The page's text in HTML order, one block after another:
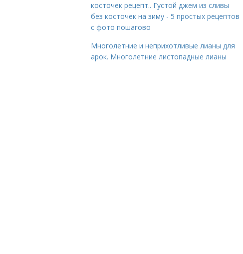
косточек рецепт.. Густой джем из сливы
без косточек на зиму - 5 простых рецептов
с фото пошагово
Многолетние и неприхотливые лианы для
арок. Многолетние листопадные лианы